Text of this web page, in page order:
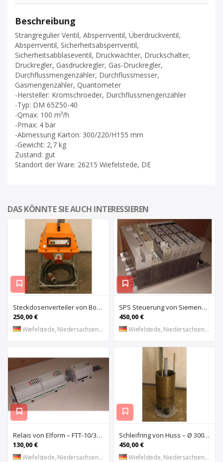
Beschreibung
Strangregulier Ventil, Absperrventil, Überdruckventil,
Absperrventil, Sicherheitsabsperrventil,
Sicherheitsabblaseventil, Druckwächter, Druckschalter,
Druckregler, Gasdruckregler, Gas-Druckregler,
Durchflussmengenzähler, Durchflussmesser,
Gasmengenzähler, Quantometer
-Hersteller: Kromschroeder, Durchflussmengenzähler
-Typ: DM 65Z50-40
-Qmax: 100 m³/h
-Pmax: 4 bar
-Abmessung Karton: 300/220/H155 mm
-Gewicht: 2,7 kg
Zustand: gut
Standort der Ware: 26215 Wiefelstede, DE
DAS KÖNNTE SIE AUCH INTERESSIEREN
Steckdosenverteiler von Bosecker – EV-2501-Z
250,00 €
Wiefelstede, Niedersachsen, DE
SPS Steuerung von Siemens Phonix – S5 6ES5 491-0LB11
450,00 €
Wiefelstede, Niedersachsen, DE
Relais von Elform – FTT-10/3150
130,00 €
Wiefelstede, Niedersachsen, DE
Schleifring von Huss – Ø 300 mm
450,00 €
Wiefelstede, Niedersachsen, DE